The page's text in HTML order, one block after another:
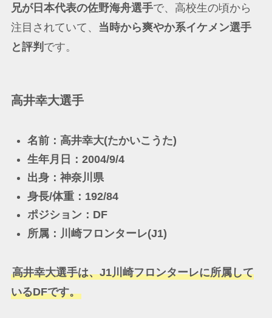
兄が日本代表の佐野海舟選手で、高校生の頃から
注目されていて、 当時から爽やか系イケメン選手
と評判 です。
高井幸大選手
名前：高井幸大(たかいこうた)
生年月日：2004/9/4
出身：神奈川県
身長/体重：192/84
ポジション：DF
所属：川崎フロンターレ(J1)
高井幸大選手は、J1川崎フロンターレに所属して
いるDFです。